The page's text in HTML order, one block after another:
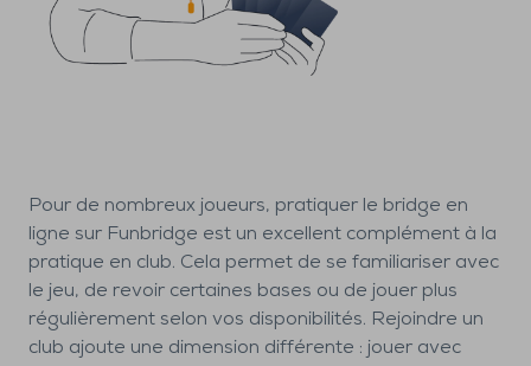
Pour de nombreux joueurs, pratiquer le bridge en
ligne sur Funbridge est un excellent complément à la
pratique en club. Cela permet de se familiariser avec
le jeu, de revoir certaines bases ou de jouer plus
régulièrement selon vos disponibilités. Rejoindre un
club ajoute une dimension différente : jouer avec